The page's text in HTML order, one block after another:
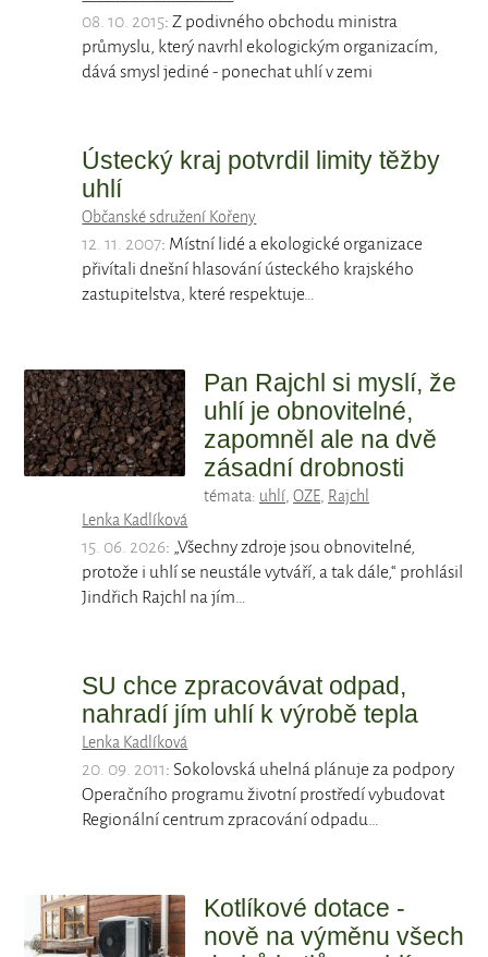
08. 10. 2015: Z podivného obchodu ministra
průmyslu, který navrhl ekologickým organizacím,
dává smysl jediné - ponechat uhlí v zemi
Ústecký kraj potvrdil limity těžby
uhlí
Občanské sdružení Kořeny
12. 11. 2007: Místní lidé a ekologické organizace
přivítali dnešní hlasování ústeckého krajského
zastupitelstva, které respektuje…
Pan Rajchl si myslí, že
uhlí je obnovitelné,
zapomněl ale na dvě
zásadní drobnosti
témata: uhlí OZE Rajchl
Lenka Kadlíková
15. 06. 2026: „Všechny zdroje jsou obnovitelné,
protože i uhlí se neustále vytváří, a tak dále,“ prohlásil
Jindřich Rajchl na jím…
SU chce zpracovávat odpad,
nahradí jím uhlí k výrobě tepla
Lenka Kadlíková
20. 09. 2011: Sokolovská uhelná plánuje za podpory
Operačního programu životní prostředí vybudovat
Regionální centrum zpracování odpadu…
Kotlíkové dotace -
nově na výměnu všech